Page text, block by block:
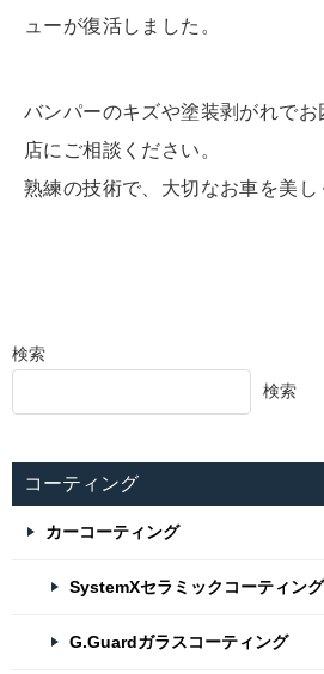
ューが復活しました。
バンパーのキズや塗装剥がれでお
店にご相談ください。
熟練の技術で、大切なお車を美し
検索
検索
コーティング
カーコーティング
SystemXセラミックコーティング
G.Guardガラスコーティング